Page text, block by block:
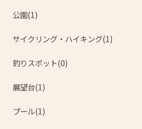
公園(1)
サイクリング・ハイキング(1)
釣りスポット(0)
展望台(1)
プール(1)